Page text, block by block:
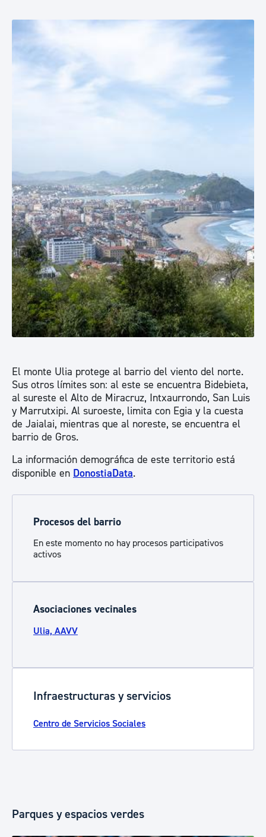
El monte Ulia protege al barrio del viento del norte.
Sus otros límites son: al este se encuentra Bidebieta,
al sureste el Alto de Miracruz, Intxaurrondo, San Luis
y Marrutxipi. Al suroeste, limita con Egia y la cuesta
de Jaialai, mientras que al noreste, se encuentra el
barrio de Gros.
La información demográfica de este territorio está
disponible en DonostiaData.
Procesos del barrio
En este momento no hay procesos participativos
activos
Asociaciones vecinales
Ulia, AAVV
Infraestructuras y servicios
Centro de Servicios Sociales
Parques y espacios verdes